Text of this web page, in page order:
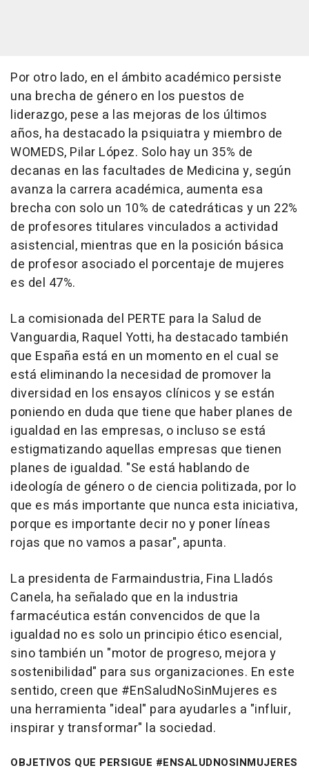
Por otro lado, en el ámbito académico persiste
una brecha de género en los puestos de
liderazgo, pese a las mejoras de los últimos
años, ha destacado la psiquiatra y miembro de
WOMEDS, Pilar López. Solo hay un 35% de
decanas en las facultades de Medicina y, según
avanza la carrera académica, aumenta esa
brecha con solo un 10% de catedráticas y un 22%
de profesores titulares vinculados a actividad
asistencial, mientras que en la posición básica
de profesor asociado el porcentaje de mujeres
es del 47%.
La comisionada del PERTE para la Salud de
Vanguardia, Raquel Yotti, ha destacado también
que España está en un momento en el cual se
está eliminando la necesidad de promover la
diversidad en los ensayos clínicos y se están
poniendo en duda que tiene que haber planes de
igualdad en las empresas, o incluso se está
estigmatizando aquellas empresas que tienen
planes de igualdad. "Se está hablando de
ideología de género o de ciencia politizada, por lo
que es más importante que nunca esta iniciativa,
porque es importante decir no y poner líneas
rojas que no vamos a pasar", apunta.
La presidenta de Farmaindustria, Fina Lladós
Canela, ha señalado que en la industria
farmacéutica están convencidos de que la
igualdad no es solo un principio ético esencial,
sino también un "motor de progreso, mejora y
sostenibilidad" para sus organizaciones. En este
sentido, creen que #EnSaludNoSinMujeres es
una herramienta "ideal" para ayudarles a "influir,
inspirar y transformar" la sociedad.
OBJETIVOS QUE PERSIGUE #ENSALUDNOSINMUJERES